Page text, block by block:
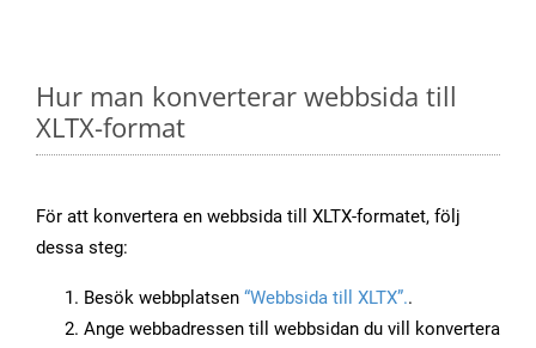
Hur man konverterar webbsida till
XLTX-format
För att konvertera en webbsida till XLTX-formatet, följ
dessa steg:
Besök webbplatsen “Webbsida till XLTX”..
Ange webbadressen till webbsidan du vill konvertera